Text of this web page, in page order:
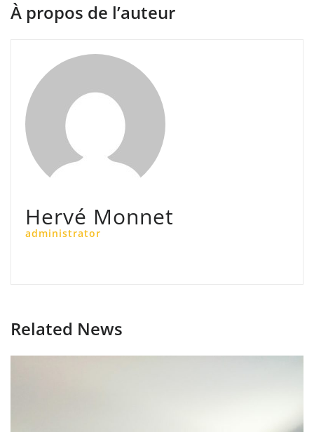
À propos de l’auteur
Hervé Monnet
administrator
Related News